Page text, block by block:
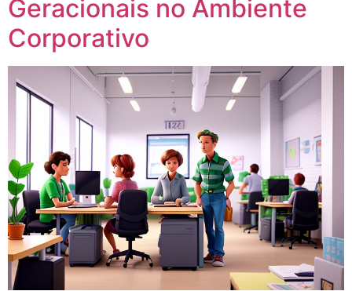
Geracionais no Ambiente
Corporativo